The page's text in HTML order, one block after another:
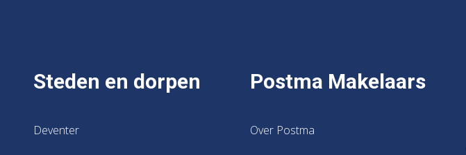
Steden en dorpen
Deventer
Postma Makelaars
Over Postma